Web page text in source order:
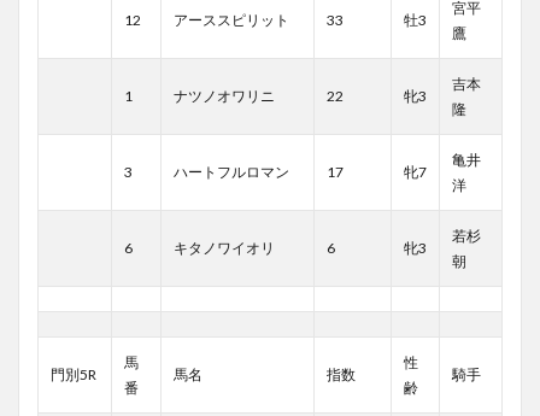
12 アーススピリット 33 牡3
宮平
鷹
1 ナツノオワリニ 22 牝3
吉本
隆
3 ハートフルロマン 17 牝7
亀井
洋
6 キタノワイオリ 6 牝3
若杉
朝
門別5R
馬
番
馬名 指数
性
齢
騎手